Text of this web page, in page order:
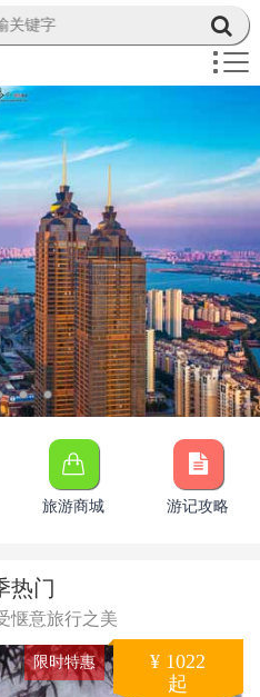
旅游商城 游记攻略
热门
惬意旅行之美
限时特惠
¥ 1022
起